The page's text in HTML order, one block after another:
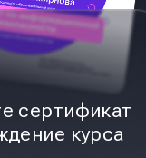
сертификат
курса